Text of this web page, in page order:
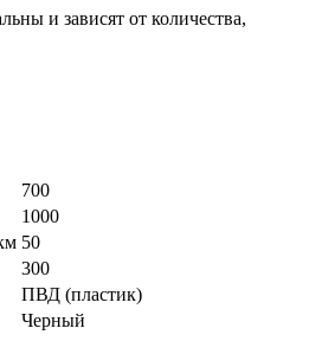
и зависят от количества,
700
1000
50
300
ПВД (пластик)
Черный